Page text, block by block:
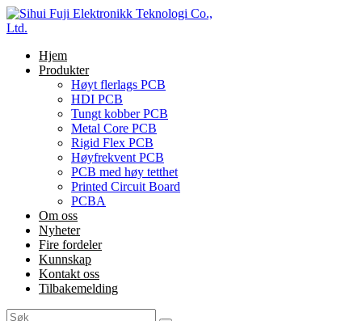
Hjem
Produkter
Høyt flerlags PCB
HDI PCB
Tungt kobber PCB
Metal Core PCB
Rigid Flex PCB
Høyfrekvent PCB
PCB med høy tetthet
Printed Circuit Board
PCBA
Om oss
Nyheter
Fire fordeler
Kunnskap
Kontakt oss
Tilbakemelding